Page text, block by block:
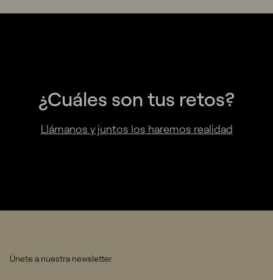
¿Cuáles son tus retos?
Llámanos y juntos los haremos realidad
Únete a nuestra newsletter